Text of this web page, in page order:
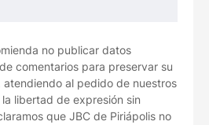
no publicar datos
comentarios para preservar su
atendiendo al pedido de nuestros
libertad de expresión sin
que JBC de Piriápolis no